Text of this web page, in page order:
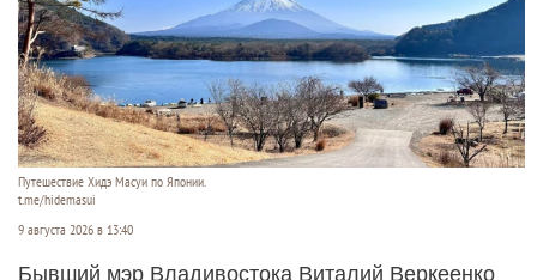
Путешествие Хидэ Масуи по Японии.
t.me/hidemasui
9 августа 2026 в 13:40
Бывший мэр Владивостока Виталий Веркеенко